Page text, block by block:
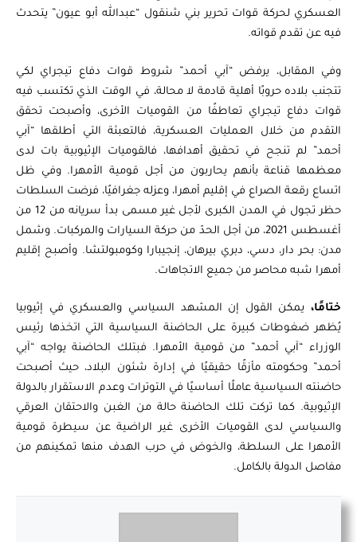
العسكري لحركة قوات تحرير بني شنقول “عبدالله أبو عيون” يتحدث
فيه عن تقدم قواته.
وفي المقابل، يرفض “آبي أحمد” شروط قوات دفاع تيجراي لكي
تتجنب بلاده حروبًا أهلية قادمة لا محالة، في الوقت الذي تكتسب فيه
قوات دفاع تيجراي تعاطفًا من القوميات الأخرى، وأصبحت تحقق
التقدم من خلال العمليات العسكرية، فالتعبئة التي أطلقها “آبي
أحمد” لم تنجح في تحقيق أهدافها، فالقوميات الإثيوبية بات لدى
معظمها قناعة بأنهم يحاربون من أجل قومية الأمهرا. وفي ظل
اتساع رقعة الصراع في إقليم أمهرا، وعزله جغرافيًا، فرضت السلطات
حظر تجول في المدن الكبرى لأجل غير مسمى بدأ سريانه من 12 من
أغسطس 2021، من أجل الحدّ من حركة السيارات والمركبات. وشمل
مدن: بحر دار، دسي، دبري بيرهان، إنجيبارا وكومبولتشا. وأصبح إقليم
أمهرا شبه محاصر من جميع الاتجاهات.
ختامًا،يمكن القول إن المشهد السياسي والعسكري في إثيوبيا
يُظهر ضغوطات كبيرة على الحاضنة السياسية التي اتخذها رئيس
الوزراء “آبي أحمد” من قومية الأمهرا. فبتلك الحاضنة يواجه “آبي
أحمد” وحكومته مأزقًا حقيقيًا في إدارة شئون البلاد، حيث أصبحت
حاضنته السياسية عاملًا أساسيًا في التوترات وعدم الاستقرار بالدولة
الإثيوبية. كما تركت تلك الحاضنة حالة من الغبن والاحتقان العرقي
والسياسي لدى القوميات الأخرى غير الراضية عن سيطرة قومية
الأمهرا على السلطة، والخوض في حرب الهدف منها تمكينهم من
مفاصل الدولة بالكامل.